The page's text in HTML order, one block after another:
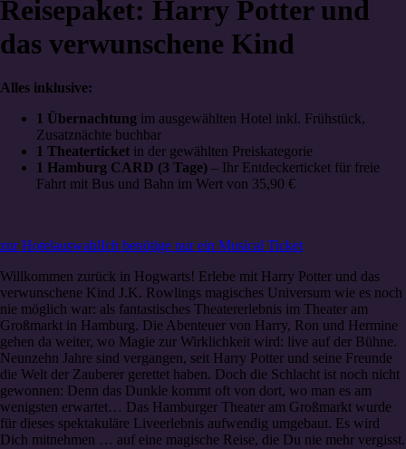
Reisepaket: Harry Potter und
das verwunschene Kind
Alles inklusive:
1 Übernachtung im ausgewählten Hotel inkl. Frühstück,
Zusatznächte buchbar
1 Theaterticket in der gewählten Preiskategorie
1 Hamburg CARD (3 Tage) – Ihr Entdeckerticket für freie
Fahrt mit Bus und Bahn im Wert von 35,90 €
zur HotelauswahlIch benötige nur ein Musical Ticket
Willkommen zurück in Hogwarts! Erlebe mit Harry Potter und das
verwunschene Kind J.K. Rowlings magisches Universum wie es noch
nie möglich war: als fantastisches Theatererlebnis im Theater am
Großmarkt in Hamburg. Die Abenteuer von Harry, Ron und Hermine
gehen da weiter, wo Magie zur Wirklichkeit wird: live auf der Bühne.
Neunzehn Jahre sind vergangen, seit Harry Potter und seine Freunde
die Welt der Zauberer gerettet haben. Doch die Schlacht ist noch nicht
gewonnen: Denn das Dunkle kommt oft von dort, wo man es am
wenigsten erwartet… Das Hamburger Theater am Großmarkt wurde
für dieses spektakuläre Liveerlebnis aufwendig umgebaut. Es wird
Dich mitnehmen … auf eine magische Reise, die Du nie mehr vergisst.